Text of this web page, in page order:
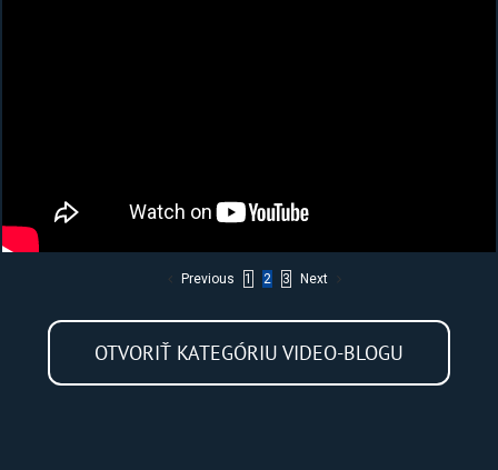
Previous 1 2 3 Next
OTVORIŤ KATEGÓRIU VIDEO-BLOGU